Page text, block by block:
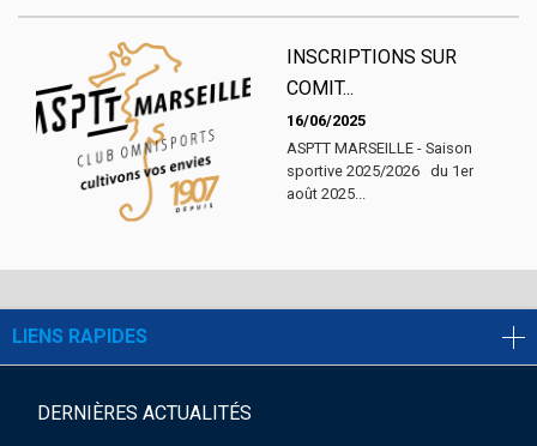
INSCRIPTIONS SUR
COMIT...
16/06/2025
ASPTT MARSEILLE - Saison
sportive 2025/2026 du 1er
août 2025...
LIENS RAPIDES
DERNIÈRES ACTUALITÉS